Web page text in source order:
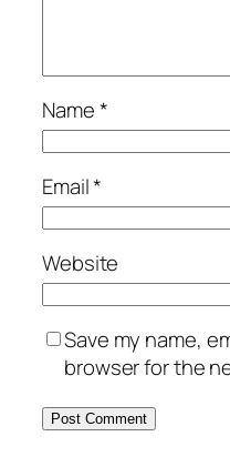
Name*
Email*
Website
Save my name,
browser for the